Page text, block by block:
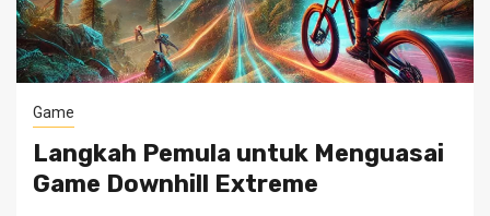
Game
Langkah Pemula untuk Menguasai
Game Downhill Extreme